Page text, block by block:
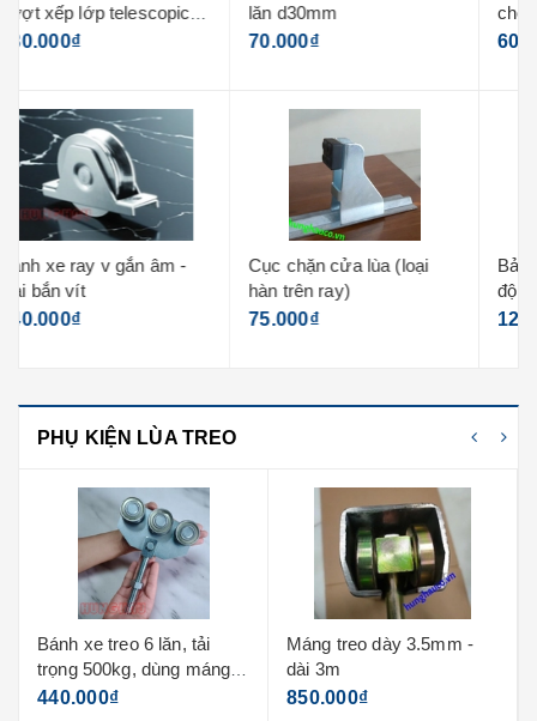
lăn d30mm
70.000₫
Cục chặn cửa lùa (loại
hàn trên ray)
75.000₫
cho cửa lùa cong, cửa lùa
vuông góc
60.000₫
Bản lề cửa trục xoay 360
độ - tải trọng 70kg (1 trên
+ 1 dưới)
120.000₫
PHỤ KIỆN LÙA TREO
Máng treo dày 3.5mm -
dài 3m
850.000₫
Bánh xe treo 4 lăn, tải
trọng 250kg, dùng máng
3.5mm
260.000₫